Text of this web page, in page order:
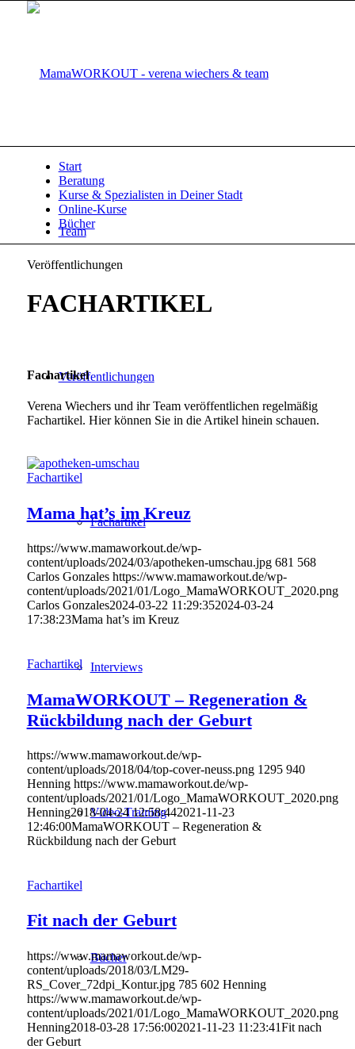
Team
Veröffentlichungen
Fachartikel
Interviews
Video-Training
Bücher
Start
Beratung
Kurse & Spezialisten in Deiner Stadt
Online-Kurse
Bücher
Veröffentlichungen
FACHARTIKEL
Fachartikel
Verena Wiechers und ihr Team veröffentlichen regelmäßig
Fachartikel. Hier können Sie in die Artikel hinein schauen.
Fachartikel
Mama hat’s im Kreuz
https://www.mamaworkout.de/wp-
content/uploads/2024/03/apotheken-umschau.jpg 681 568
Carlos Gonzales https://www.mamaworkout.de/wp-
content/uploads/2021/01/Logo_MamaWORKOUT_2020.png
Carlos Gonzales2024-03-22 11:29:352024-03-24
17:38:23Mama hat’s im Kreuz
Fachartikel
MamaWORKOUT – Regeneration &
Rückbildung nach der Geburt
https://www.mamaworkout.de/wp-
content/uploads/2018/04/top-cover-neuss.png 1295 940
Henning https://www.mamaworkout.de/wp-
content/uploads/2021/01/Logo_MamaWORKOUT_2020.png
Henning2018-04-24 12:58:442021-11-23
12:46:00MamaWORKOUT – Regeneration &
Rückbildung nach der Geburt
Fachartikel
Fit nach der Geburt
https://www.mamaworkout.de/wp-
content/uploads/2018/03/LM29-
RS_Cover_72dpi_Kontur.jpg 785 602 Henning
https://www.mamaworkout.de/wp-
content/uploads/2021/01/Logo_MamaWORKOUT_2020.png
Henning2018-03-28 17:56:002021-11-23 11:23:41Fit nach
der Geburt